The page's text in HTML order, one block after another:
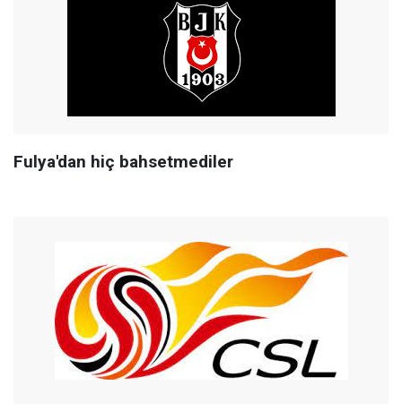
Fulya'dan hiç bahsetmediler